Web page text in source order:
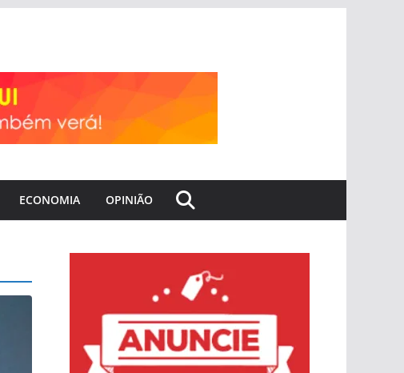
ECONOMIA OPINIÃO